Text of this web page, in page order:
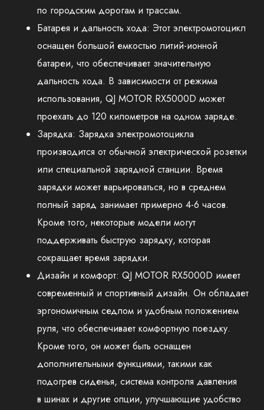
по городским дорогам и трассам.
Батарея и дальность хода: Этот электромотоцикл
оснащен большой емкостью литий-ионной
батареи, что обеспечивает значительную
дальность хода. В зависимости от режима
использования, QJ MOTOR RX5000D может
проехать до 120 километров на одном заряде.
Зарядка: Зарядка электромотоцикла
производится от обычной электрической розетки
или специальной зарядной станции. Время
зарядки может варьироваться, но в среднем
полный заряд занимает примерно 4-6 часов.
Кроме того, некоторые модели могут
поддерживать быструю зарядку, которая
сокращает время зарядки.
Дизайн и комфорт: QJ MOTOR RX5000D имеет
современный и спортивный дизайн. Он обладает
эргономичным седлом и удобным положением
руля, что обеспечивает комфортную поездку.
Кроме того, он может быть оснащен
дополнительными функциями, такими как
подогрев сиденья, система контроля давления
в шинах и другие опции, улучшающие удобство